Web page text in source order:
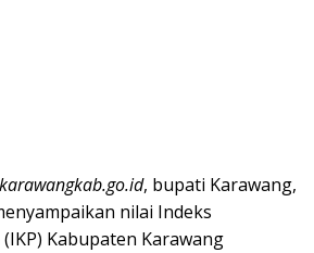
karawangkab.go.id, bupati Karawang,
nilai Indeks
Kabupaten Karawang